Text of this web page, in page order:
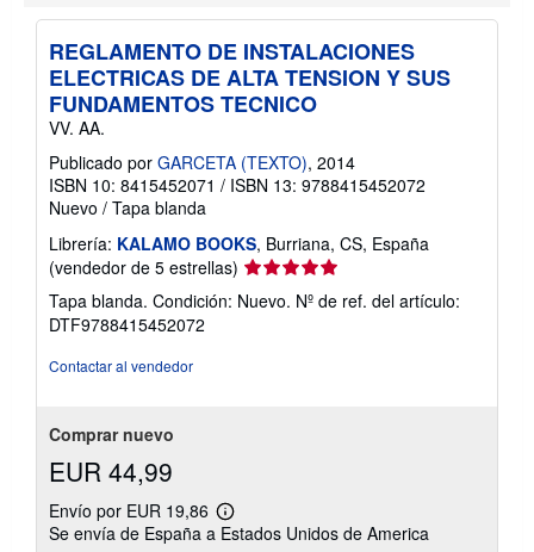
o
b
e
l
a
r
i
f
d
n
REGLAMENTO DE INSTALACIONES
ELECTRICAS DE ALTA TENSION Y SUS
FUNDAMENTOS TECNICO
VV. AA.
Publicado por GARCETA (TEXTO), 2014
ISBN 10: 8415452071 / ISBN 13: 9788415452072
Nuevo / Tapa blanda
Librería: KALAMO BOOKS, Burriana, CS, España
(vendedor de 5 estrellas) Calificación
del
vendedor:
Tapa blanda. Condición: Nuevo. Nº de ref. del artículo:
DTF9788415452072
Contactar al vendedor
Comprar nuevo
EUR 44,99
Envío por EUR 19,86
Más
información
Se envía de España a Estados Unidos de America